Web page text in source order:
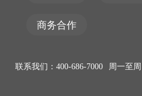
商务合作
联系我们：400-686-7000 周一至